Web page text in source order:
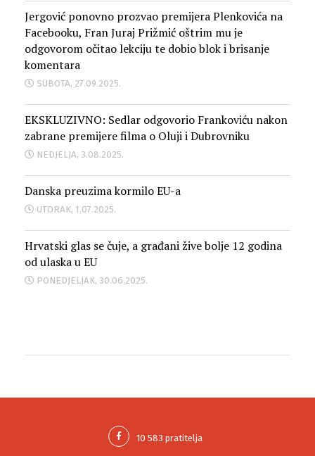
Jergović ponovno prozvao premijera Plenkovića na
Facebooku, Fran Juraj Prižmić oštrim mu je
odgovorom očitao lekciju te dobio blok i brisanje
komentara
SUBOTA, 27.09.2025.
EKSKLUZIVNO: Sedlar odgovorio Frankoviću nakon
zabrane premijere filma o Oluji i Dubrovniku
NEDJELJA, 3.08.2025.
Danska preuzima kormilo EU-a
UTORAK, 1.07.2025.
Hrvatski glas se čuje, a građani žive bolje 12 godina
od ulaska u EU
PONEDJELJAK, 30.06.2025.